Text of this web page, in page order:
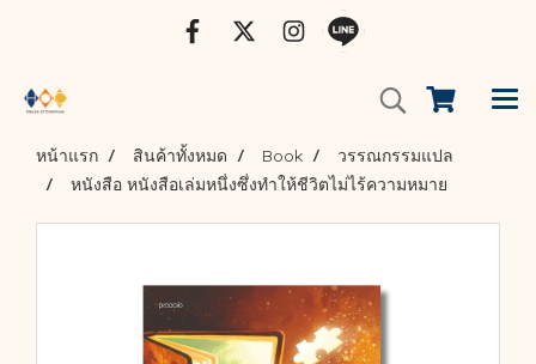
หน้าแรก สินค้าทั้งหมด Book
วรรณกรรมแปล
หนังสือ หนังสือเล่มหนึ่งซึ่งทำให้ชีวิตไม่ไร้ความหมาย